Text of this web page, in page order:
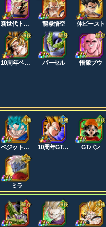
新世代トリ
龍拳悟空 体ビースト
10周年ベジ
パーセル 悟飯ブウ
ベジットブ
10周年GT悟
GTパン
ミラ